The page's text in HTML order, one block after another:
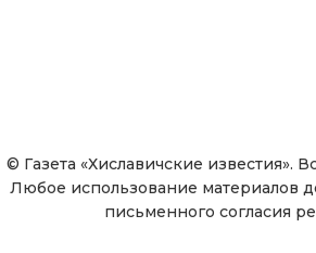
© Газета «Хиславичские известия».
Любое использование материалов
письменного согласия